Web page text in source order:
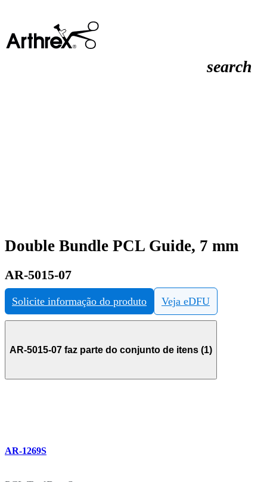
search
Double Bundle PCL Guide, 7 mm
AR-5015-07
Solicite informação do produto Veja eDFU
AR-5015-07 faz parte do conjunto de itens (1)
AR-1269S